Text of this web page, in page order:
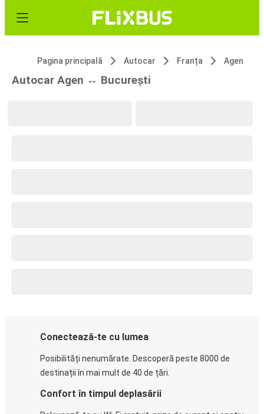
Pagina principală Autocar Franța Agen
Autocar Agen ↔ București
Conectează-te cu lumea
Posibilități nenumărate. Descoperă peste 8000 de
destinații în mai mult de 40 de țări.
Confort în timpul deplasării